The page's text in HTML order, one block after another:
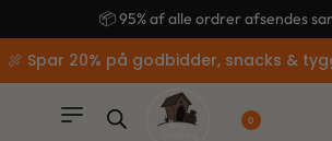
🚚 Gratis fragt ved køb over
🍖 Spar 20% på godbidder, snacks &
0